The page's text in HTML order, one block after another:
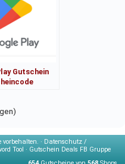
Gutschein
vorbehalten. · Datenschutz /
Tool · Gutschein Deals FB Gruppe